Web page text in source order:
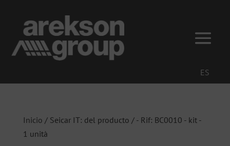
ES
Inicio / Seicar IT: del producto / - Rif: BC0010 - kit -
1 unità